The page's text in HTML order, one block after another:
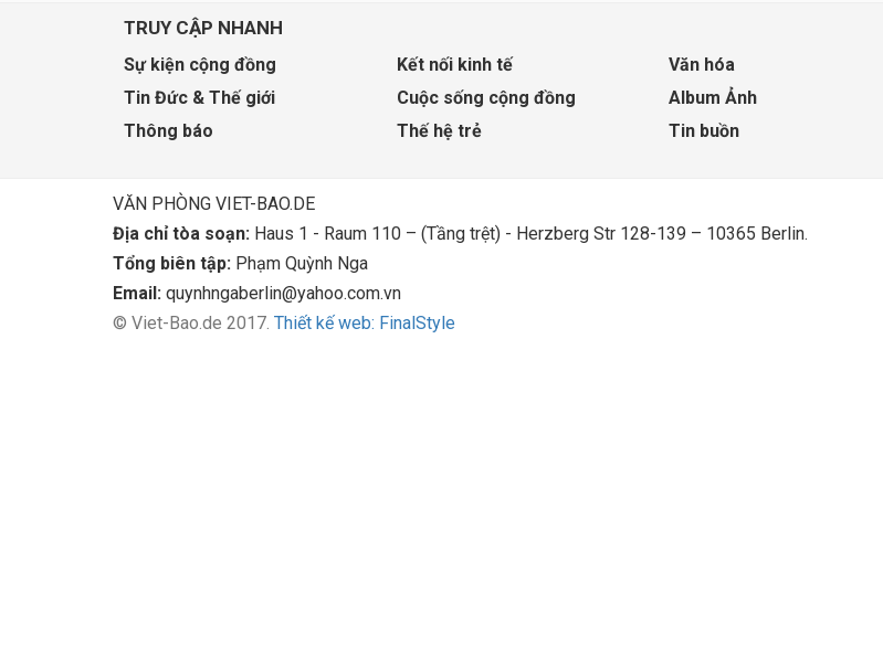
TRUY CẬP NHANH
Sự kiện cộng đồng Kết nối kinh tế
Văn hóa
Tin Đức & Thế giới
Cuộc sống cộng đồng
Album Ảnh
Thông báo
Thế hệ trẻ Tin buồn
VĂN PHÒNG VIET-BAO.DE
Địa chỉ tòa soạn: Haus 1 - Raum 110 – (Tầng trệt) - Herzberg Str 128-139 – 10365 Berlin.
Tổng biên tập: Phạm Quỳnh Nga
Email: quynhngaberlin@yahoo.com.vn
© Viet-Bao.de 2017. Thiết kế web: FinalStyle